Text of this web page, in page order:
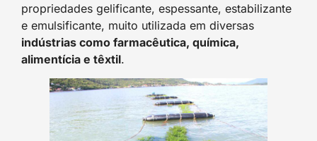
propriedades gelificante, espessante, estabilizante
e emulsificante, muito utilizada em diversas
indústrias como farmacêutica, química,
alimentícia e têxtil.